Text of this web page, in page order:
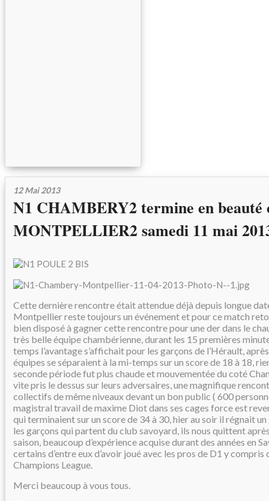
12 Mai 2013
N1 CHAMBERY2 termine en beauté
MONTPELLIER2 samedi 11 mai
Cette dernière rencontre était attendue déjà depuis longue
Montpellier reste toujours un événement et pour ce match
bien disposé à gagner cette rencontre pour une der dans le
très belle équipe chambérienne, durant les 15 premières
temps l’avantage s’affichait pour les garçons de l’Hérault,
équipes se séparaient à la mi-temps sur un score de 18 à 18,
seconde période fut plus chaude et mouvementée du coté
vite pris le dessus sur leurs adversaires, une magnifique
collectifs de même niveaux devant un bon public ( 600
magistral travail de maxime Diot dans ses cages force est
qui terminaient sur un score de 34 à 30, hier au soir il régnait
les garçons qui partent du club savoyard, ils nous quittent
saison, beaucoup d’expérience acquise durant des années en
certains d’entre eux d’avoir joué avec les pros de D1 y
Champions League.
Merci beaucoup à vous tous.